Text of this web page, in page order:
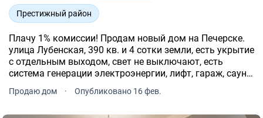
Престижный район
Плачу 1% комиссии! Продам новый дом на Печерске.
улица Лубенская, 390 кв. и 4 сотки земли, есть укрытие
с отдельным выходом, свет не выключают, есть
система генерации электроэнергии, лифт, гараж, сауна.
дизайн, два жилых этажа и цокольный этаж.
Продаю дом · Опубликовано 16 фев.